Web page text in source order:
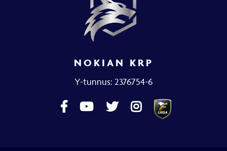
NOKIAN KRP
Y-tunnus: 2376754-6